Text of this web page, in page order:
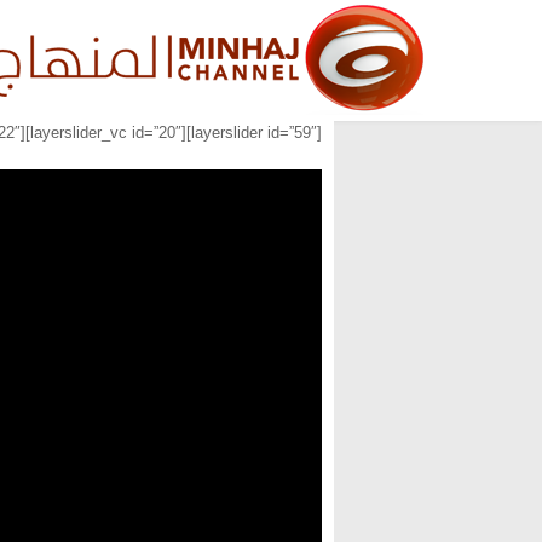
[layerslider id=”59″][layerslider_vc id=”20″][layerslider_vc id=”22″]